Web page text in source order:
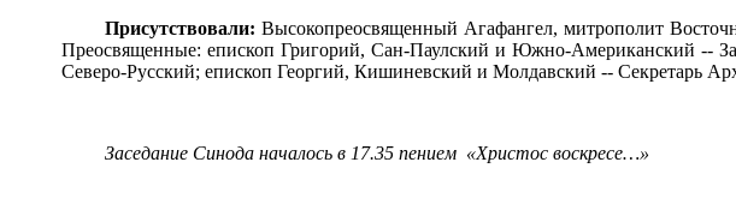
Присутствовали: Высокопреосвященный Агафангел, митрополит
Преосвященные: епископ Григорий, Сан-Паулский и Южно-Американский --
Северо-Русский; епископ Георгий, Кишиневский и Молдавский -- Секретарь
Заседание Синода началось в 17.35 пением «Христос воскресе…»